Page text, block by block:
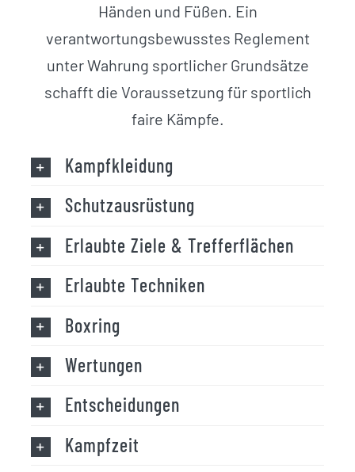
Händen und Füßen. Ein
verantwortungsbewusstes Reglement
unter Wahrung sportlicher Grundsätze
schafft die Voraussetzung für sportlich
faire Kämpfe.
Kampfkleidung
Schutzausrüstung
Erlaubte Ziele & Trefferflächen
Erlaubte Techniken
Boxring
Wertungen
Entscheidungen
Kampfzeit